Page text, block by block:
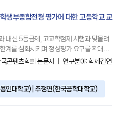
생부종합전형 평가에 대한 고등학교 교
내신 5등급제, 고교학점제 시행과 맞물려
계를 심화시키며 정성평가 요구를 확대시
사를 200명을 대상으로 한 구조화된 설문
적 통계 분석과 질적 내용분석을 통합한
열 학업역량 평가의 준거와 해석 한계를
과목 이수, 평가 공정성 등에 대한 인식을
점제 환경에서 공학계열
콘텐츠학회 논문지 ㅣ 연구분야: 학제간연
인대학교) | 추정연(한국공학대학교)